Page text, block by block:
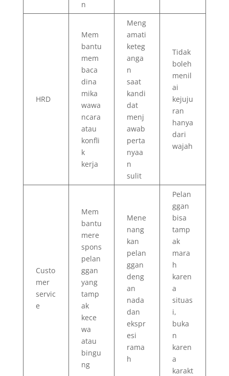
n
HRD
Mem
bantu
mem
baca
dina
mika
wawa
ncara
atau
konfli
k
kerja
Meng
amati
keteg
anga
n
saat
kandi
dat
menj
awab
perta
nyaa
n
sulit
Tidak
boleh
menil
ai
kejuju
ran
hanya
dari
wajah
Custo
mer
servic
e
Mem
bantu
mere
spons
pelan
ggan
yang
tamp
ak
kece
wa
atau
bingu
ng
Mene
nang
kan
pelan
ggan
deng
an
nada
dan
ekspr
esi
rama
h
Pelan
ggan
bisa
tamp
ak
mara
h
karen
a
situas
i,
buka
n
karen
a
karakt